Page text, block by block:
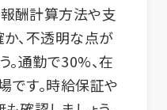
酬計算方法や支
、不透明な点が
。通勤で30%、在
です。時給保証や